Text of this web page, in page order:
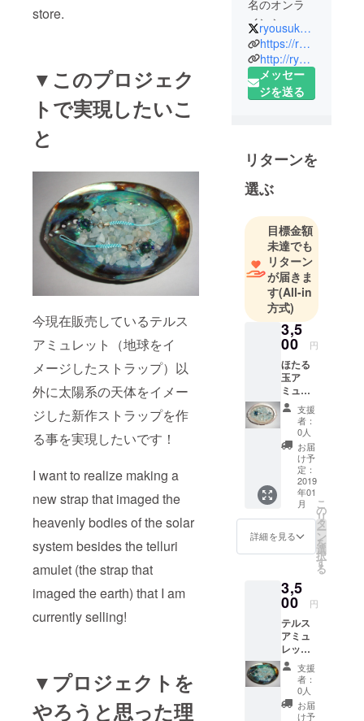
store.
▼このプロジェク
トで実現したいこ
と
今現在販売しているテルス
アミュレット（地球をイ
メージしたストラップ）以
外に太陽系の天体をイメー
ジした新作ストラップを作
る事を実現したいです！
I want to realize making a
new strap that imaged the
heavenly bodies of the solar
system besides the telluri
amulet (the strap that
imaged the earth) that I am
currently selling!
▼プロジェクトを
やろうと思った理
名のオンラ
インショッ
プでアクセ
サリーやス
トラップ等
を売ってい
販売したい
のでよろし
くお願いし
ます。
オンライン
ショップは
勿論のこ
と、徳島
びっくり日
曜市やフジ
グラン北島
店のハンド
メイドマー
ケットにも
出店してお
ります。
ryousuke_199090
https://ryosukesstore.booth.pm
http://ryousukekobo.blog.fc2.com
メッセー
ジを送る
リターンを
選ぶ
目標金額
未達でも
リターン
が届きま
す(All-in
方式)
3,5
00 円
ほたる
玉ア
ミュ
レット
スト
ラップ1
号 ほた
る玉(沖
縄の伝
統工芸
品のガ
ラス
ビーズ)
をベー
スに使
用した
レット
(護符、
お守り)
のスト
ラップ
バー
ジョン
です。
使用石
は ほた
る玉(黒
支援
者：
0人
お届
け予
定：
2019
年01
月
詳細を見る
こ
の
リ
タ
ー
ン
を
選
択
す
る
3,5
00 円
テルス
アミュ
レット
スト
ラップ
アズロ
マラカ
イトを
支援
者：
0人
お届
け予